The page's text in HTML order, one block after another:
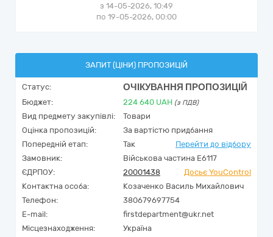
з 14-05-2026, 10:49
по 19-05-2026, 00:00
ЗАПИТ (ЦІНИ) ПРОПОЗИЦІЙ
Статус: ОЧІКУВАННЯ ПРОПОЗИЦІЙ
Бюджет: 224 640 UAH (з ПДВ)
Вид предмету закупівлі:
Товари
Оцінка пропозицій:
За вартістю придбання
Попередній етап:
Так
Перейти до відбору
Замовник:
Військова частина Е6117
ЄДРПОУ:
20001438
Досьє YouControl
Контактна особа:
Козаченко Василь Михайлович
Телефон:
380679697754
E-mail:
firstdepartment@ukr.net
Місцезнаходження:
Україна